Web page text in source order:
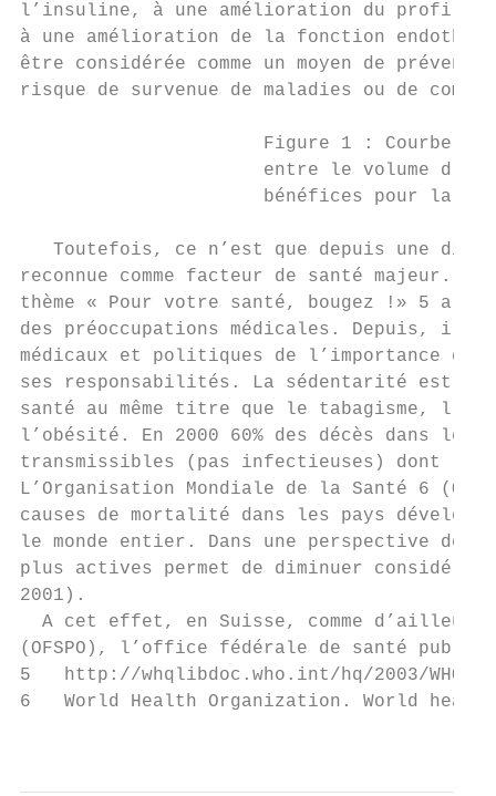
l’insuline, à une amélioration du profil
à une amélioration de la fonction
être considérée comme un moyen de
risque de survenue de maladies ou de
Figure 1 : Courbe
entre le volume
bénéfices pour la
Toutefois, ce n’est que depuis une
reconnue comme facteur de santé majeur.
thème « Pour votre santé, bougez !» 5 a
des préoccupations médicales. Depuis, il
médicaux et politiques de l’importance du
ses responsabilités. La sédentarité est à
santé au même titre que le tabagisme,
l’obésité. En 2000 60% des décès dans le
transmissibles (pas infectieuses) dont la
L’Organisation Mondiale de la Santé 6
causes de mortalité dans les pays
le monde entier. Dans une perspective de
plus actives permet de diminuer
2001).
A cet effet, en Suisse, comme
(OFSPO), l’office fédérale de santé
5   http://whqlibdoc.who.int/hq/2003/
6   World Health Organization. World